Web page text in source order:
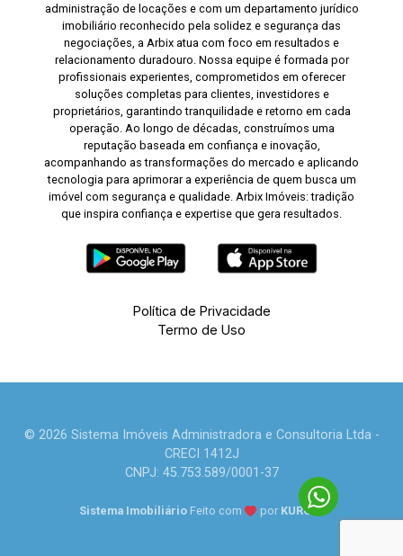
administração de locações e com um departamento jurídico
imobiliário reconhecido pela solidez e segurança das
negociações, a Arbix atua com foco em resultados e
relacionamento duradouro. Nossa equipe é formada por
profissionais experientes, comprometidos em oferecer
soluções completas para clientes, investidores e
proprietários, garantindo tranquilidade e retorno em cada
operação. Ao longo de décadas, construímos uma
reputação baseada em confiança e inovação,
acompanhando as transformações do mercado e aplicando
tecnologia para aprimorar a experiência de quem busca um
imóvel com segurança e qualidade. Arbix Imóveis: tradição
que inspira confiança e expertise que gera resultados.
Política de Privacidade
Termo de Uso
© 2026 Sistema Imóveis Administradora e Consultoria Ltda -
CRECI 1412J
CNPJ: 45.753.589/0001-37
Sistema Imobiliário Feito com por KUROLE